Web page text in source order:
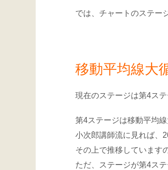
では、チャートのステー
移動平均線大
現在のステージは第4ステ
第4ステージは移動平均
小次郎講師流に見れば、
その上で推移しています
ただ、ステージが第4ス